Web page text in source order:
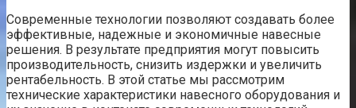
Современные технологии позволяют создавать более
эффективные, надежные и экономичные навесные
решения. В результате предприятия могут повысить
производительность, снизить издержки и увеличить
рентабельность. В этой статье мы рассмотрим
технические характеристики навесного оборудования и